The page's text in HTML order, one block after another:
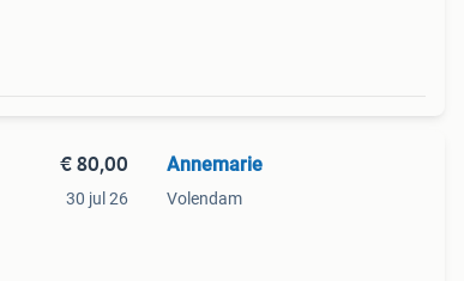
€ 80,00
30 jul 26
Annemarie
Volendam